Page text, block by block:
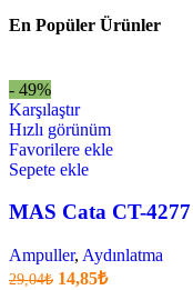
4.477,00₺.
En Popüler Ürünler
- 49%
Karşılaştır
Hızlı görünüm
Favorilere ekle
Sepete ekle
MAS Cata CT-4277
Ampuller, Aydınlatma
29,04₺ Orijinal
14,85₺Şu